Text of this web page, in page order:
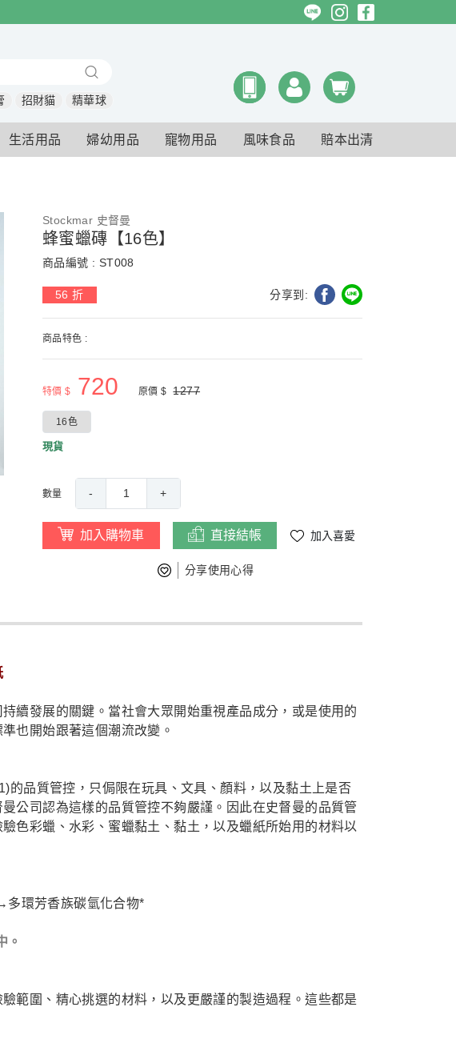
招財貓 精華球
生活用品 婦幼用品 寵物用品 風味食品 賠本出清
Stockmar 史督曼
蜂蜜蠟磚【16色】
商品編號 : ST008
56 折 分享到:
商品特色 :
特價 $ 720 原價 $ 1277
16色
現貨
數量 - 1 +
加入購物車 直接結帳 加入喜愛
分享使用心得
續發展的關鍵。當社會大眾開始重視產品成分，或是使用的
也開始跟著這個潮流改變。
品質管控，只侷限在玩具、文具、顏料，以及黏土上是否
公司認為這樣的品質管控不夠嚴謹。因此在史督曼的品質管
色彩蠟、水彩、蜜蠟黏土、黏土，以及蠟紙所始用的材料以
環芳香族碳氫化合物*
。
範圍、精心挑選的材料，以及更嚴謹的製造過程。這些都是